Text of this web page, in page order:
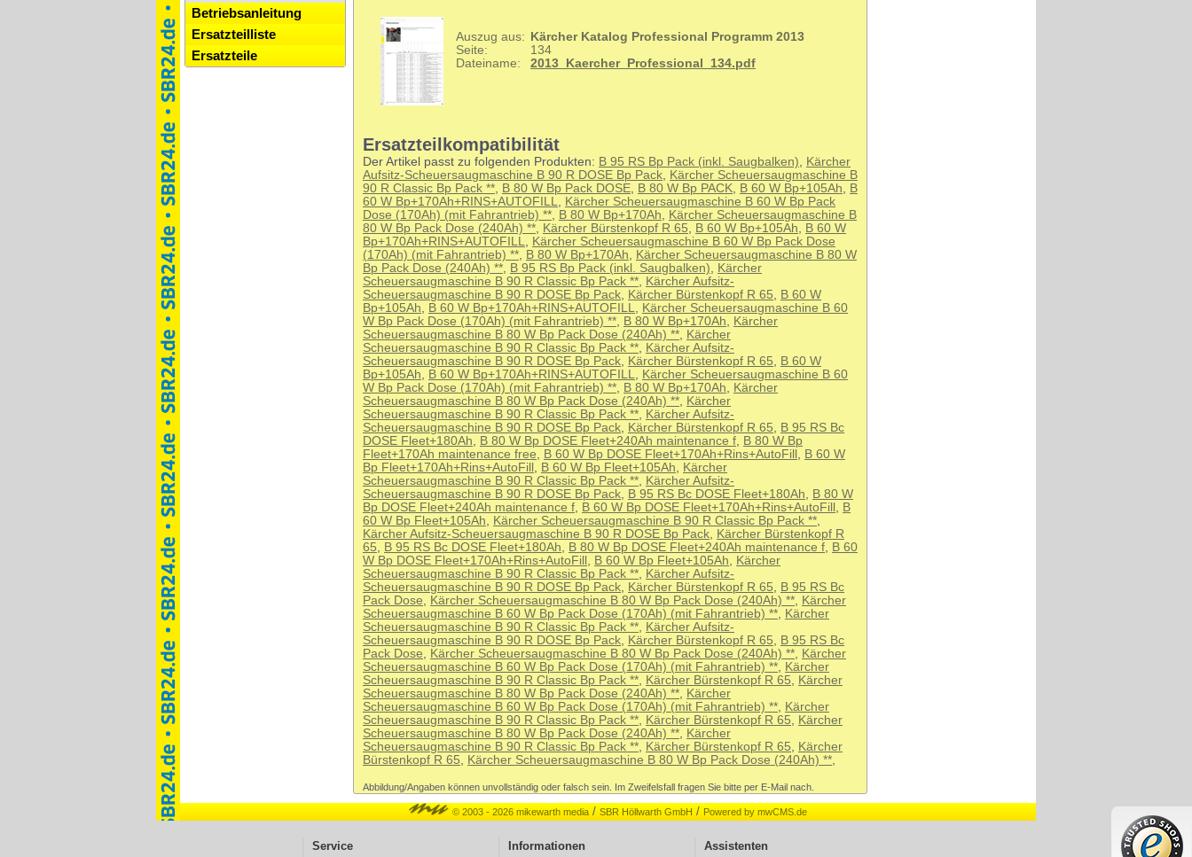
Auszug aus: Kärcher Katalog Professional Programm 2013
Seite:
134
Dateiname:
2013_Kaercher_Professional_134.pdf
Ersatzteilkompatibilität
Der Artikel passt zu folgenden Produkten: B 95 RS Bp Pack (inkl. Saugbalken), Kärcher
Aufsitz-Scheuersaugmaschine B 90 R DOSE Bp Pack, Kärcher Scheuersaugmaschine B
90 R Classic Bp Pack **, B 80 W Bp Pack DOSE, B 80 W Bp PACK, B 60 W Bp+105Ah, B
60 W Bp+170Ah+RINS+AUTOFILL, Kärcher Scheuersaugmaschine B 60 W Bp Pack
Dose (170Ah) (mit Fahrantrieb) **, B 80 W Bp+170Ah, Kärcher Scheuersaugmaschine B
80 W Bp Pack Dose (240Ah) **, Kärcher Bürstenkopf R 65, B 60 W Bp+105Ah, B 60 W
Bp+170Ah+RINS+AUTOFILL, Kärcher Scheuersaugmaschine B 60 W Bp Pack Dose
(170Ah) (mit Fahrantrieb) **, B 80 W Bp+170Ah, Kärcher Scheuersaugmaschine B 80 W
Bp Pack Dose (240Ah) **, B 95 RS Bp Pack (inkl. Saugbalken), Kärcher
Scheuersaugmaschine B 90 R Classic Bp Pack **, Kärcher Aufsitz-
Scheuersaugmaschine B 90 R DOSE Bp Pack, Kärcher Bürstenkopf R 65, B 60 W
Bp+105Ah, B 60 W Bp+170Ah+RINS+AUTOFILL, Kärcher Scheuersaugmaschine B 60
W Bp Pack Dose (170Ah) (mit Fahrantrieb) **, B 80 W Bp+170Ah, Kärcher
Scheuersaugmaschine B 80 W Bp Pack Dose (240Ah) **, Kärcher
Scheuersaugmaschine B 90 R Classic Bp Pack **, Kärcher Aufsitz-
Scheuersaugmaschine B 90 R DOSE Bp Pack, Kärcher Bürstenkopf R 65, B 60 W
Bp+105Ah, B 60 W Bp+170Ah+RINS+AUTOFILL, Kärcher Scheuersaugmaschine B 60
W Bp Pack Dose (170Ah) (mit Fahrantrieb) **, B 80 W Bp+170Ah, Kärcher
Scheuersaugmaschine B 80 W Bp Pack Dose (240Ah) **, Kärcher
Scheuersaugmaschine B 90 R Classic Bp Pack **, Kärcher Aufsitz-
Scheuersaugmaschine B 90 R DOSE Bp Pack, Kärcher Bürstenkopf R 65, B 95 RS Bc
DOSE Fleet+180Ah, B 80 W Bp DOSE Fleet+240Ah maintenance f, B 80 W Bp
Fleet+170Ah maintenance free, B 60 W Bp DOSE Fleet+170Ah+Rins+AutoFill , B 60 W
Bp Fleet+170Ah+Rins+AutoFill , B 60 W Bp Fleet+105Ah, Kärcher
Scheuersaugmaschine B 90 R Classic Bp Pack **, Kärcher Aufsitz-
Scheuersaugmaschine B 90 R DOSE Bp Pack, B 95 RS Bc DOSE Fleet+180Ah, B 80 W
Bp DOSE Fleet+240Ah maintenance f, B 60 W Bp DOSE Fleet+170Ah+Rins+AutoFill , B
60 W Bp Fleet+105Ah, Kärcher Scheuersaugmaschine B 90 R Classic Bp Pack **,
Kärcher Aufsitz-Scheuersaugmaschine B 90 R DOSE Bp Pack, Kärcher Bürstenkopf R
65, B 95 RS Bc DOSE Fleet+180Ah, B 80 W Bp DOSE Fleet+240Ah maintenance f, B 60
W Bp DOSE Fleet+170Ah+Rins+AutoFill , B 60 W Bp Fleet+105Ah, Kärcher
Scheuersaugmaschine B 90 R Classic Bp Pack **, Kärcher Aufsitz-
Scheuersaugmaschine B 90 R DOSE Bp Pack, Kärcher Bürstenkopf R 65, B 95 RS Bc
Pack Dose, Kärcher Scheuersaugmaschine B 80 W Bp Pack Dose (240Ah) **, Kärcher
Scheuersaugmaschine B 60 W Bp Pack Dose (170Ah) (mit Fahrantrieb) **, Kärcher
Scheuersaugmaschine B 90 R Classic Bp Pack **, Kärcher Aufsitz-
Scheuersaugmaschine B 90 R DOSE Bp Pack, Kärcher Bürstenkopf R 65, B 95 RS Bc
Pack Dose, Kärcher Scheuersaugmaschine B 80 W Bp Pack Dose (240Ah) **, Kärcher
Scheuersaugmaschine B 60 W Bp Pack Dose (170Ah) (mit Fahrantrieb) **, Kärcher
Scheuersaugmaschine B 90 R Classic Bp Pack **, Kärcher Bürstenkopf R 65, Kärcher
Scheuersaugmaschine B 80 W Bp Pack Dose (240Ah) **, Kärcher
Scheuersaugmaschine B 60 W Bp Pack Dose (170Ah) (mit Fahrantrieb) **, Kärcher
Scheuersaugmaschine B 90 R Classic Bp Pack **, Kärcher Bürstenkopf R 65, Kärcher
Scheuersaugmaschine B 80 W Bp Pack Dose (240Ah) **, Kärcher
Scheuersaugmaschine B 90 R Classic Bp Pack **, Kärcher Bürstenkopf R 65, Kärcher
Bürstenkopf R 65, Kärcher Scheuersaugmaschine B 80 W Bp Pack Dose (240Ah) **,
Abbildung/Angaben können unvollständig oder falsch sein. Im Zweifelsfall fragen Sie bitte per E-Mail nach.
Betriebsanleitung
Ersatzteilliste
Ersatzteile
© 2003 - 2026 mikewarth media/ SBR Höllwarth GmbH / Powered by mwCMS.de
Service Informationen Assistenten